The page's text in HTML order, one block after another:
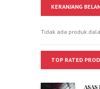
KERANJANG
Tidak ada produk
TOP RATED
ASAS